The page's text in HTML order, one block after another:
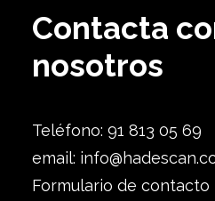
Contacta
nosotros
Teléfono: 91 813 05 69
email:
Formulario de contacto